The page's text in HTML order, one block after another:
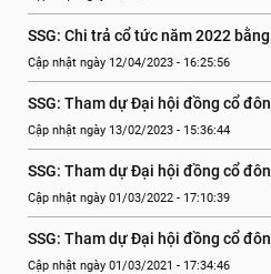
SSG: Chi trả cổ tức năm 2022
Cập nhật ngày 12/04/2023 - 16:25:56
SSG: Tham dự Đại hội đồng cổ
Cập nhật ngày 13/02/2023 - 15:36:44
SSG: Tham dự Đại hội đồng cổ
Cập nhật ngày 01/03/2022 - 17:10:39
SSG: Tham dự Đại hội đồng cổ
Cập nhật ngày 01/03/2021 - 17:34:46